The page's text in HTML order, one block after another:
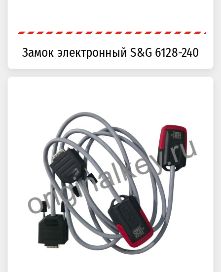
Замок электронный S&G 6128-240